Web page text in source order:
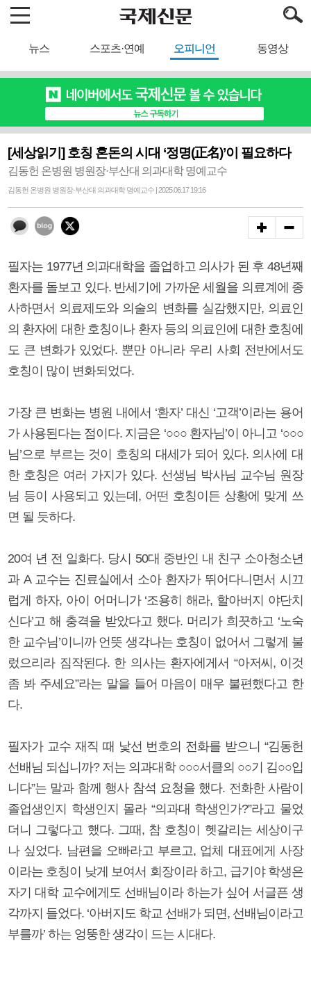
뉴스 스포츠·연예 오피니언 동영상
[세상읽기] 호칭 혼돈의 시대 ‘정명(正名)’이 필요하다
김동헌 온병원 병원장·부산대 의과대학 명예교수
김동헌 온병원 병원장·부산대 의과대학 명예교수 | 2025.06.17 19:16
필자는 1977년 의과대학을 졸업하고 의사가 된 후 48년째
환자를 돌보고 있다. 반세기에 가까운 세월을 의료계에 종
사하면서 의료제도와 의술의 변화를 실감했지만, 의료인
의 환자에 대한 호칭이나 환자 등의 의료인에 대한 호칭에
도 큰 변화가 있었다. 뿐만 아니라 우리 사회 전반에서도
호칭이 많이 변화되었다.
가장 큰 변화는 병원 내에서 ‘환자’ 대신 ‘고객’이라는 용어
가 사용된다는 점이다. 지금은 ‘○○○ 환자님’이 아니고 ‘○○○
님’으로 부르는 것이 호칭의 대세가 되어 있다. 의사에 대
한 호칭은 여러 가지가 있다. 선생님 박사님 교수님 원장
님 등이 사용되고 있는데, 어떤 호칭이든 상황에 맞게 쓰
면 될 듯하다.
20여 년 전 일화다. 당시 50대 중반인 내 친구 소아청소년
과 A 교수는 진료실에서 소아 환자가 뛰어다니면서 시끄
럽게 하자, 아이 어머니가 ‘조용히 해라, 할아버지 야단치
신다’고 해 충격을 받았다고 했다. 머리가 희끗하고 ‘노숙
한 교수님’이니까 언뜻 생각나는 호칭이 없어서 그렇게 불
렀으리라 짐작된다. 한 의사는 환자에게서 “아저씨, 이것
좀 봐 주세요”라는 말을 들어 마음이 매우 불편했다고 한
다.
필자가 교수 재직 때 낯선 번호의 전화를 받으니 “김동헌
선배님 되십니까? 저는 의과대학 ○○○서클의 ○○기 김○○입
니다”는 말과 함께 행사 참석 요청을 했다. 전화한 사람이
졸업생인지 학생인지 몰라 “의과대 학생인가?”라고 물었
더니 그렇다고 했다. 그때, 참 호칭이 헷갈리는 세상이구
나 싶었다. 남편을 오빠라고 부르고, 업체 대표에게 사장
이라는 호칭이 낮게 보여서 회장이라 하고, 급기야 학생은
자기 대학 교수에게도 선배님이라 하는가 싶어 서글픈 생
각까지 들었다. ‘아버지도 학교 선배가 되면, 선배님이라고
부를까’ 하는 엉뚱한 생각이 드는 시대다.